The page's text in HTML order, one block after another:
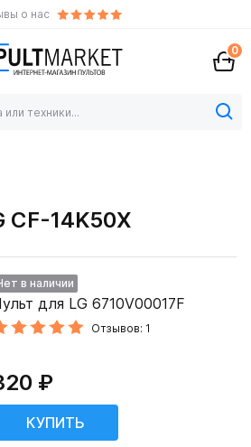
о нас
0
CF-14K50X
в наличии
для LG 6710V00017F
Отзывов: 1
₽